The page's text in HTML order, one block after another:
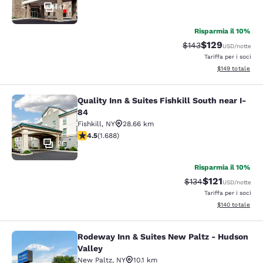
47
Risparmia il 10%
Tariffa di barratura:
$143Tariffa
$129USD/notte
Tariffa per i soci
Visualizza i
$149 totale
Quality Inn & Suites Fishkill South
26
Quality Inn & Suites Fishkill South near I-
84
Fishkill, NY
28.66 km
Valutazione di 4.47 stelle. Ottimo. 1688 recensioni
4.5(1.688)
Risparmia il 10%
Tariffa di
$134Tariffa
$121USD/notte
Tariffa per i soci
Visualizza i
$140 totale
Rodeway Inn & Suites New Paltz -
Rodeway Inn & Suites New Paltz - Hudson
Valley
New Paltz, NY 10.1 km